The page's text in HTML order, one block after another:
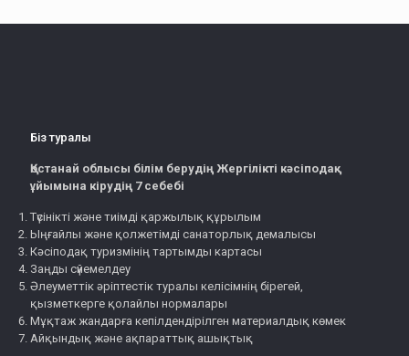
Біз туралы
Қостанай облысы білім берудің Жергілікті кәсіподақ
ұйымына кірудің 7 себебі
Түсінікті және тиімді қаржылық құрылым
Ыңғайлы және қолжетімді санаторлық демалысы
Кәсіподақ туризмінің тартымды картасы
Заңды сүйемелдеу
Әлеуметтік әріптестік туралы келісімнің бірегей,
қызметкерге қолайлы нормалары
Мұқтаж жандарға кепілдендірілген материалдық көмек
Айқындық және ақпараттық ашықтық